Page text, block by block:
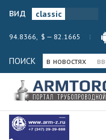
вид
94.8366, $ — 82.1665
ПОИСК в новостях